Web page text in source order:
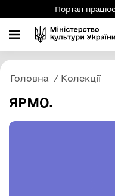
Портал
Головна Колекції
ЯРМО.